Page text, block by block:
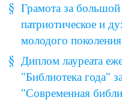
Грамота за
патриотическое и
молодого
Диплом лауреата
"Библиотека года"
"Современная